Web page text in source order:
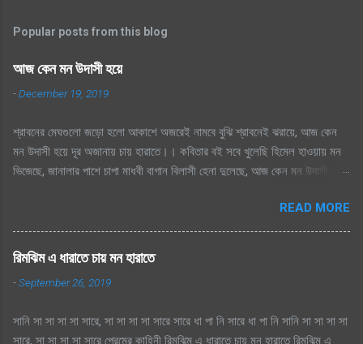
Popular posts from this blog
আজ কেন মন উদাসী হয়ে
-December 19, 2019
শ্রাবনের মেঘগুলো জড়ো হলো আকাশে অজরেই নামবে বুঝি শ্রাবনেই ঝরায়ে, আজ কেন
মন উদাসী হয়ে দূর অজানায় চায় হারাতে।। কবিতার বই সবে খুলেছি হিমেল হাওয়ায় মন
ভিজেছে, জানালার পাশে চাপা মাধবী বাগান বিলাসী হেনা দুলেছে, আজ কেন মন উদাসী হয়ে
হাসের জলকেলী পথিকের পায়ে হাটা থেমেছে, আজ কেন মন উদাসী হয়ে দূর অজানায় চায়
হারাতে, শ্রাবনের মেঘগুলো জড়ো হলো আকাশে অঝরে নামবে বুঝি শ্রাবনেই ঝরায়ে, আজ
কেন মন উদাসী হয়ে দূর অজানায় চায় হারাতে
READ MORE
রিমঝিম এ ধারাতে চায় মন হারাতে
-September 26, 2019
সানি সা সা সা সা সারে, সা সা সা সা সারে সারে ধা পা নি সারে ধা পা নি সানি সা সা সা সা
সারে, সা সা সা সা সারে প্রেমের কাহিনী রিমঝিম এ ধারাতে চায় মন হারাতে রিমঝিম এ